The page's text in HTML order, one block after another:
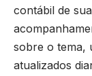
contábil de
sobre o tema,
atualizados